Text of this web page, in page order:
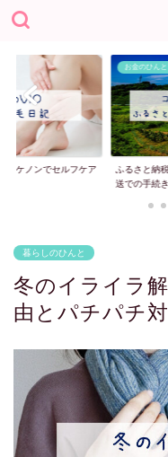
！ケノンでセルフケア
お金のひんと
ふるさと納
送での手続
暮らしのひんと
冬のイライラ
由とパチパチ対